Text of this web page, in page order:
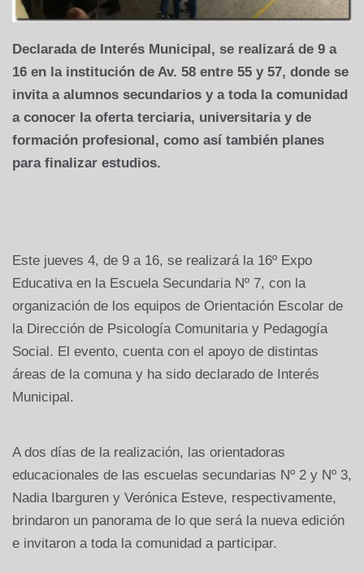
Declarada de Interés Municipal, se realizará de 9 a
16 en la institución de Av. 58 entre 55 y 57, donde se
invita a alumnos secundarios y a toda la comunidad
a conocer la oferta terciaria, universitaria y de
formación profesional, como así también planes
para finalizar estudios.
Este jueves 4, de 9 a 16, se realizará la 16º Expo
Educativa en la Escuela Secundaria Nº 7, con la
organización de los equipos de Orientación Escolar de
la Dirección de Psicología Comunitaria y Pedagogía
Social. El evento, cuenta con el apoyo de distintas
áreas de la comuna y ha sido declarado de Interés
Municipal.
A dos días de la realización, las orientadoras
educacionales de las escuelas secundarias Nº 2 y Nº 3,
Nadia Ibarguren y Verónica Esteve, respectivamente,
brindaron un panorama de lo que será la nueva edición
e invitaron a toda la comunidad a participar.